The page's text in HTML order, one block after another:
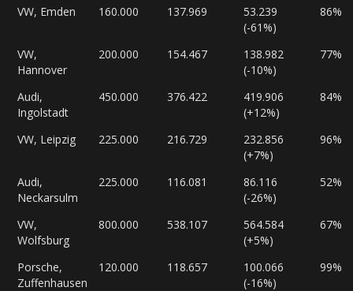
VW, Emden 160.000 137.969
53.239
(-61%)
86%
VW,
Hannover
200.000 154.467
138.982
(-10%)
77%
Audi,
Ingolstadt
450.000 376.422
419.906
(+12%)
84%
VW, Leipzig 225.000 216.729
232.856
(+7%)
96%
Audi,
Neckarsulm
225.000 116.081
86.116
(-26%)
52%
VW,
Wolfsburg
800.000 538.107
564.584
(+5%)
67%
Porsche,
Zuffenhausen
120.000 118.657
100.066
(-16%)
99%